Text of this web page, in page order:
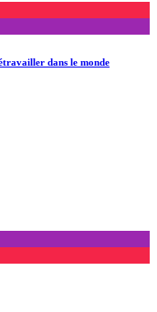
dans le monde